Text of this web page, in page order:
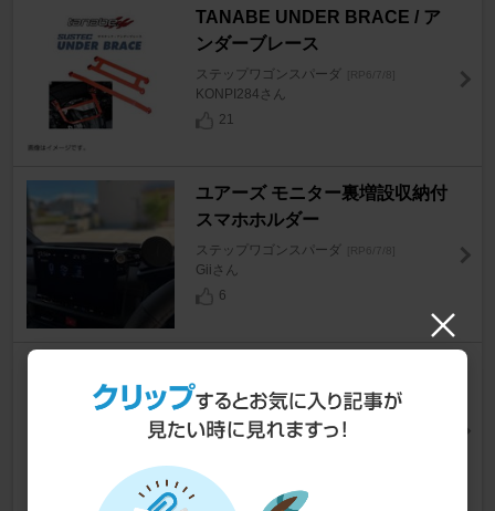
TANABE UNDER BRACE / ア
ンダーブレース
ステップワゴンスパーダ [RP6/7/8]
KONPI284さん
21
ユアーズ モニター裏増設収納付
スマホホルダー
ステップワゴンスパーダ [RP6/7/8]
Giiさん
6
ホホルダー
ステップワゴンスパーダ